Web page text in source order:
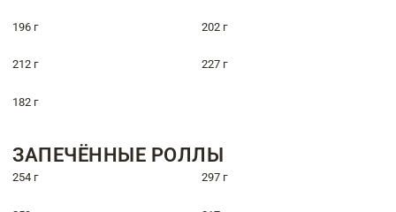
196 г 202 г
212 г 227 г
182 г
ЗАПЕЧЁННЫЕ РОЛЛЫ
254 г 297 г